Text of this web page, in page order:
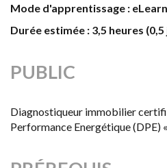
Mode d'apprentissage :
Durée estimée : 3,5 heures
PUBLIC
Diagnostiqueur immobilier
Performance Energétique (DPE)